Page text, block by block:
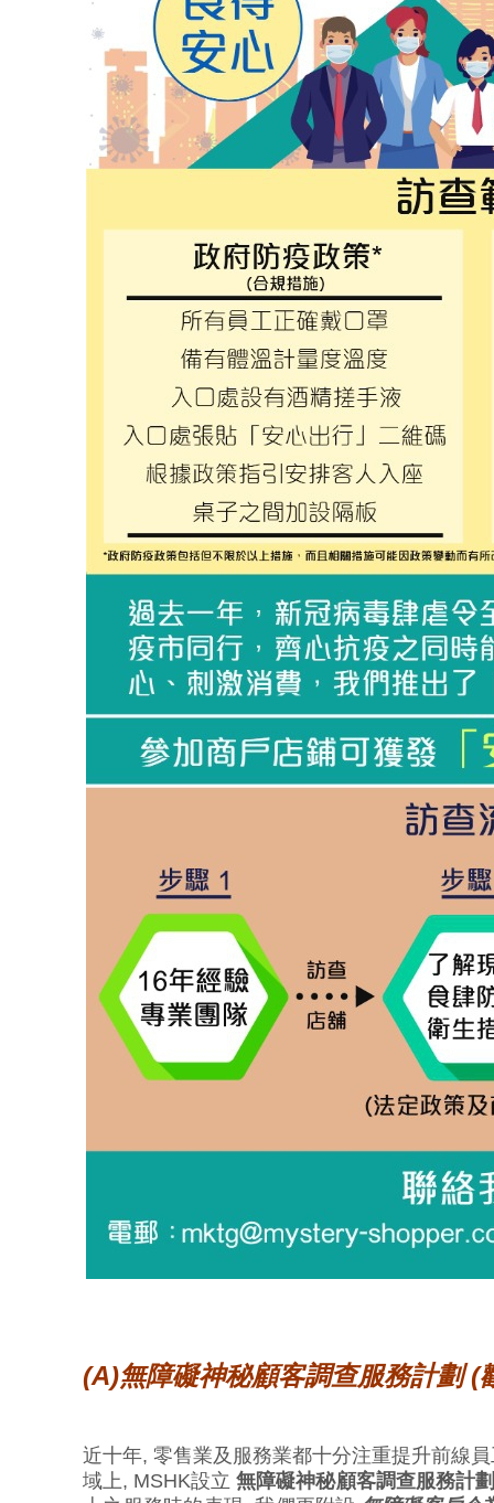
(A)無障礙神秘顧客調查服務計劃 (
近十年, 零售業及服務業都十分注重提升前線
域上, MSHK設立無障礙神秘顧客調查服務計